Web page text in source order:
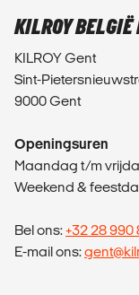
KILROY BELGIË
KILROY Gent
Sint-
9000 Gent
Openingsuren
Maandag t/m
Weekend &
Bel ons:+32 28 990
E-mail ons: